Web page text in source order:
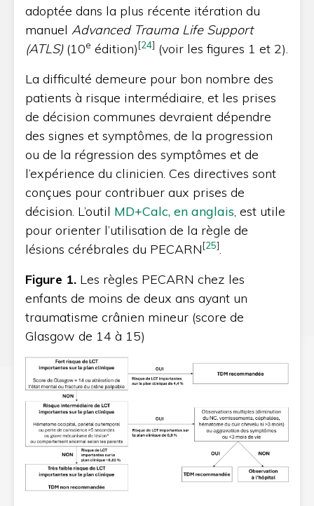
adoptée dans la plus récente itération du
manuel Advanced Trauma Life Support
(ATLS)(10e édition)[24] (voir les figures 1 et 2).
La difficulté demeure pour bon nombre des
patients à risque intermédiaire, et les prises
de décision communes devraient dépendre
des signes et symptômes, de la progression
ou de la régression des symptômes et de
l’expérience du clinicien. Ces directives sont
conçues pour contribuer aux prises de
décision. L’outil MD+Calc, en anglais, est utile
pour orienter l’utilisation de la règle de
lésions cérébrales du PECARN[25].
Figure 1. Les règles PECARN chez les
enfants de moins de deux ans ayant un
traumatisme crânien mineur (score de
Glasgow de 14 à 15)